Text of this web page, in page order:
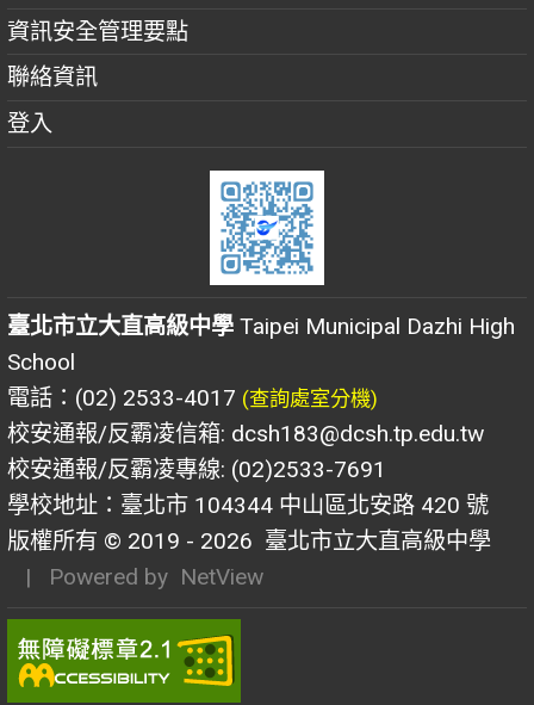
資訊安全管理要點
聯絡資訊
登入
臺北市立大直高級中學 Taipei Municipal Dazhi High
School
電話：(02) 2533-4017 (查詢處室分機)
校安通報/反霸凌信箱: dcsh183@dcsh.tp.edu.tw
校安通報/反霸凌專線: (02)2533-7691
學校地址：臺北市 104344 中山區北安路 420 號
版權所有 © 2019 - 2026 臺北市立大直高級中學
| Powered by NetView